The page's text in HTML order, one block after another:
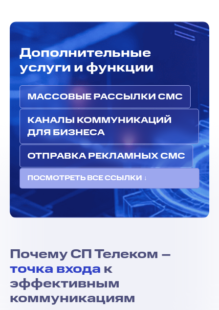
Дополнительные
услуги и функции
МАССОВЫЕ РАССЫЛКИ СМС
КАНАЛЫ КОММУНИКАЦИЙ
ДЛЯ БИЗНЕСА
ОТПРАВКА РЕКЛАМНЫХ СМС
ПОСМОТРЕТЬ ВСЕ ССЫЛКИ ↓
Почему СП Телеком –
точка входа к
эффективным
коммуникациям